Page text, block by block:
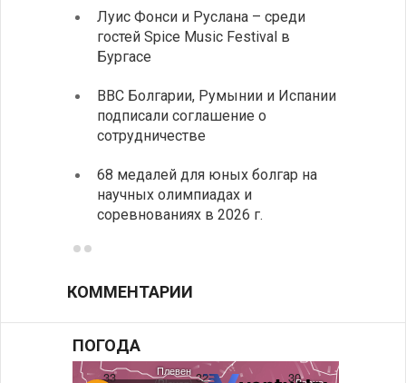
Луис Фонси и Руслана – среди
гостей Spice Music Festival в
Бургасе
ВВС Болгарии, Румынии и Испании
подписали соглашение о
сотрудничестве
68 медалей для юных болгар на
научных олимпиадах и
соревнованиях в 2026 г.
КОММЕНТАРИИ
ПОГОДА